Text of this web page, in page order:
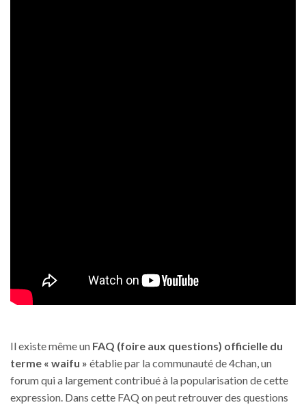
Il existe même un FAQ (foire aux questions) officielle du
terme « waifu » établie par la communauté de 4chan, un
forum qui a largement contribué à la popularisation de cette
expression. Dans cette FAQ on peut retrouver des questions